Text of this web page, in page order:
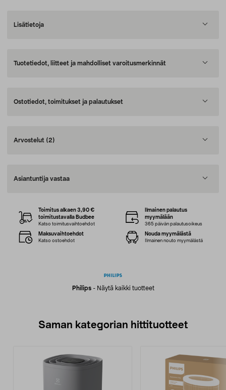
Lisätietoja
Tuotetiedot, liitteet ja mahdolliset varoitusmerkinnät
Ostotiedot, toimitukset ja palautukset
Arvostelut (2)
Asiantuntija vastaa
Philips- Näytä kaikki tuotteet
Toimitus alkaen 3,90 €
toimitustavalla Budbee
Katso toimitusvaihtoehdot
Ilmainen palautus
myymälään
365 päivän palautusoikeus
Maksuvaihtoehdot
Katso ostoehdot
Nouda myymälästä
Ilmainen nouto myymälästä
Saman kategorian hittituotteet